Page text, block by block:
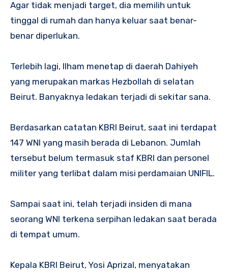
Agar tidak menjadi target, dia memilih untuk
tinggal di rumah dan hanya keluar saat benar-
benar diperlukan.
Terlebih lagi, Ilham menetap di daerah Dahiyeh
yang merupakan markas Hezbollah di selatan
Beirut. Banyaknya ledakan terjadi di sekitar sana.
Berdasarkan catatan KBRI Beirut, saat ini terdapat
147 WNI yang masih berada di Lebanon. Jumlah
tersebut belum termasuk staf KBRI dan personel
militer yang terlibat dalam misi perdamaian UNIFIL.
Sampai saat ini, telah terjadi insiden di mana
seorang WNI terkena serpihan ledakan saat berada
di tempat umum.
Kepala KBRI Beirut, Yosi Aprizal, menyatakan